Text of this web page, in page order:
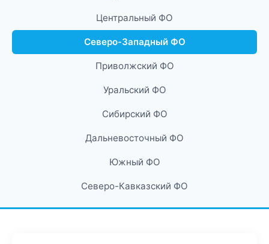
Центральный ФО
Северо-Западный ФО
Приволжский ФО
Уральский ФО
Сибирский ФО
Дальневосточный ФО
Южный ФО
Северо-Кавказский ФО